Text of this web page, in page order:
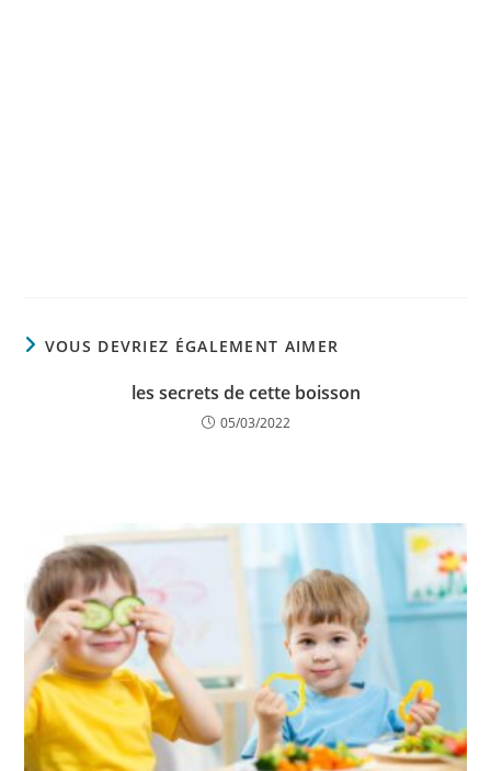
VOUS DEVRIEZ ÉGALEMENT AIMER
les secrets de cette boisson
05/03/2022